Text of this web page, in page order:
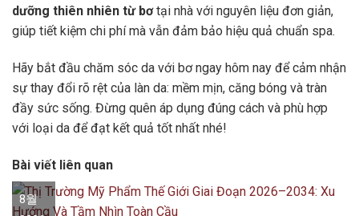
dưỡng thiên nhiên từ bơtại nhà với nguyên liệu đơn giản,
giúp tiết kiệm chi phí mà vẫn đảm bảo hiệu quả chuẩn spa.
Hãy bắt đầu chăm sóc da với bơ ngay hôm nay để cảm nhận
sự thay đổi rõ rệt của làn da: mềm mịn, căng bóng và tràn
đầy sức sống. Đừng quên áp dụng đúng cách và phù hợp
với loại da để đạt kết quả tốt nhất nhé!
Bài viết liên quan
8월